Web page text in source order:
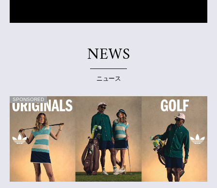
NEWS
ニュース
SPONSORED